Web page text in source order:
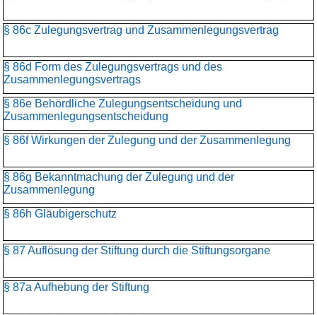
§ 86c Zulegungsvertrag und Zusammenlegungsvertrag
§ 86d Form des Zulegungsvertrags und des
Zusammenlegungsvertrags
§ 86e Behördliche Zulegungsentscheidung und
Zusammenlegungs­entscheidung
§ 86f Wirkungen der Zulegung und der Zusammenlegung
§ 86g Bekanntmachung der Zulegung und der
Zusammenlegung
§ 86h Gläubigerschutz
§ 87 Auflösung der Stiftung durch die Stiftungsorgane
§ 87a Aufhebung der Stiftung